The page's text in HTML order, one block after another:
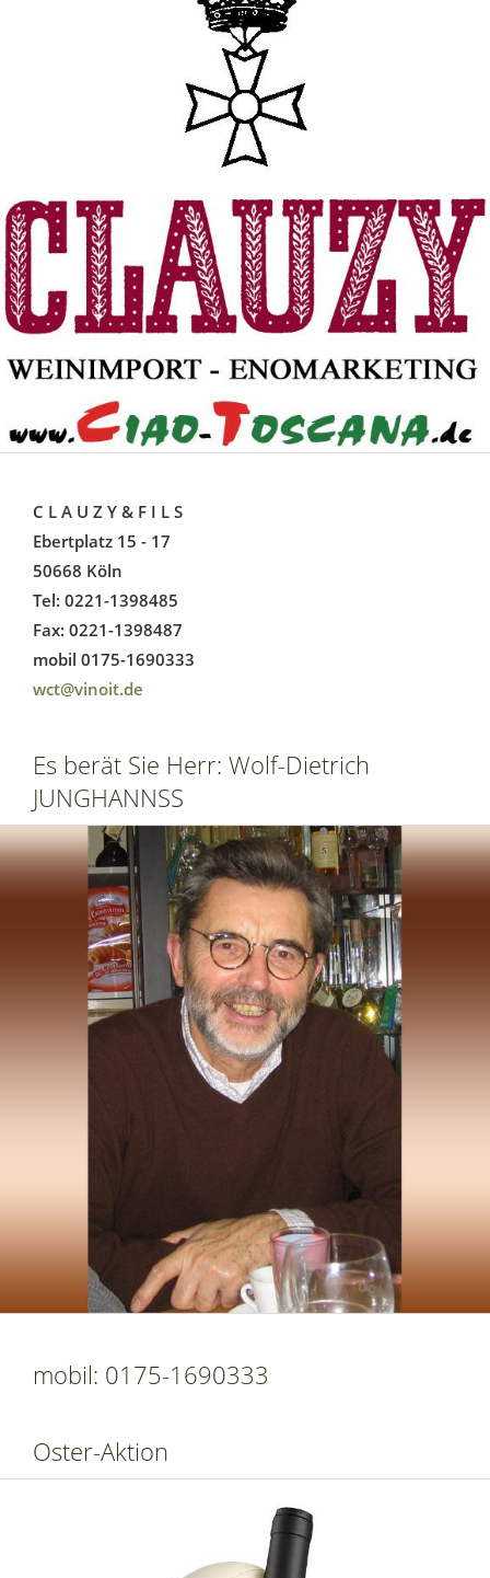
C L A U Z Y & F I L S
Ebertplatz 15 - 17
50668 Köln
Tel: 0221-1398485
Fax: 0221-1398487
mobil 0175-1690333
wct@vinoit.de
Es berät Sie Herr: Wolf-Dietrich
JUNGHANNSS
mobil: 0175-1690333
Oster-Aktion